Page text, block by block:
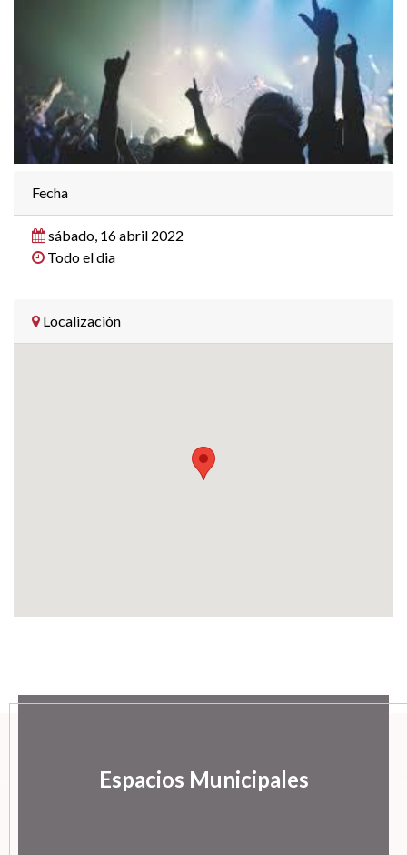
Fecha
sábado, 16 abril 2022
Todo el dia
Localización
Espacios Municipales